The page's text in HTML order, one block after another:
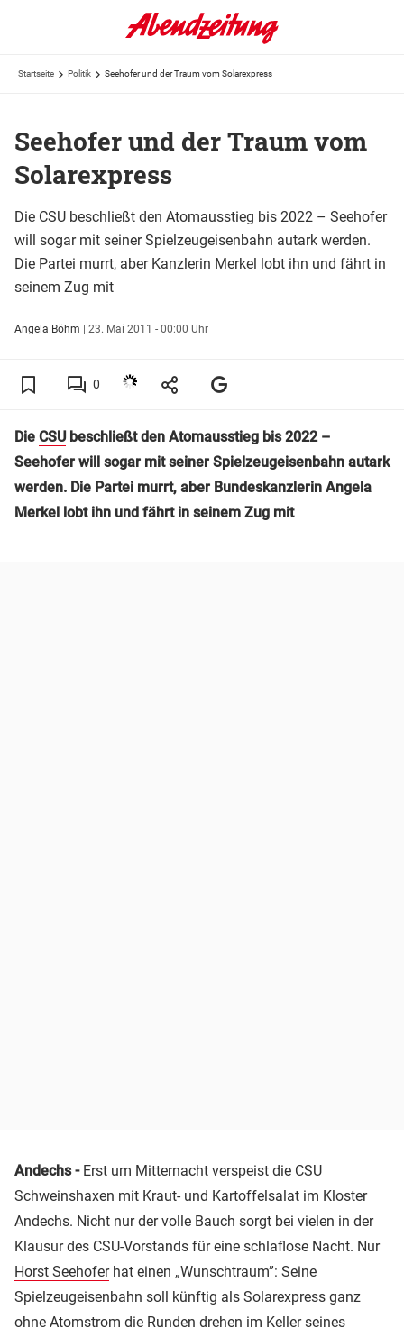
Startseite Politik Seehofer und der Traum vom Solarexpress
Seehofer und der Traum vom
Solarexpress
Die CSU beschließt den Atomausstieg bis 2022 – Seehofer
will sogar mit seiner Spielzeugeisenbahn autark werden.
Die Partei murrt, aber Kanzlerin Merkel lobt ihn und fährt in
seinem Zug mit
Angela Böhm | 23. Mai 2011 - 00:00 Uhr
0
Die CSUbeschließt den Atomausstieg bis 2022 –
Seehofer will sogar mit seiner Spielzeugeisenbahn autark
werden. Die Partei murrt, aber Bundeskanzlerin Angela
Merkel lobt ihn und fährt in seinem Zug mit
Andechs- Erst um Mitternacht verspeist die CSU
Schweinshaxen mit Kraut- und Kartoffelsalat im Kloster
Andechs. Nicht nur der volle Bauch sorgt bei vielen in der
Klausur des CSU-Vorstands für eine schlaflose Nacht. Nur
Horst Seehoferhat einen „Wunschtraum”: Seine
Spielzeugeisenbahn soll künftig als Solarexpress ganz
ohne Atomstrom die Runden drehen im Keller seines